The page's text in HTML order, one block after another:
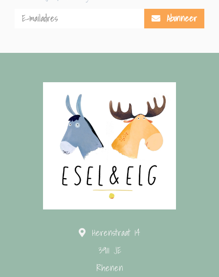
Abonneer
Herenstraat 14
3911 JE
Rhenen